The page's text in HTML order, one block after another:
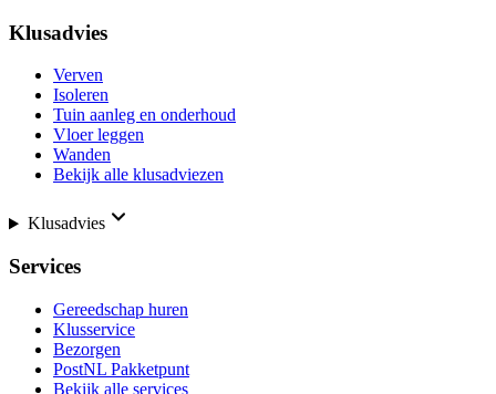
Klusadvies
Verven
Isoleren
Tuin aanleg en onderhoud
Vloer leggen
Wanden
Bekijk alle klusadviezen
Klusadvies
Services
Gereedschap huren
Klusservice
Bezorgen
PostNL Pakketpunt
Bekijk alle services